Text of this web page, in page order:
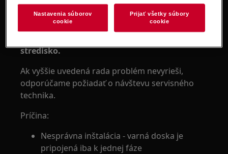
Zaistite správnu inštaláciu volaním
autorizovaného inštalačného technika.
stredisko.
Ak vyššie uvedená rada problém nevyrieši,
odporúčame požiadať o návštevu servisného
technika.
Príčina:
Nesprávna inštalácia - varná doska je
pripojená iba k jednej fáze
Nastavenia súborov
cookie
Prijať všetky súbory
cookie